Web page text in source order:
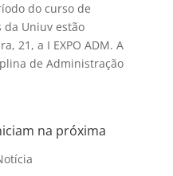
do curso de
da Uniuv estão
21, a I EXPO ADM. A
de Administração
na próxima